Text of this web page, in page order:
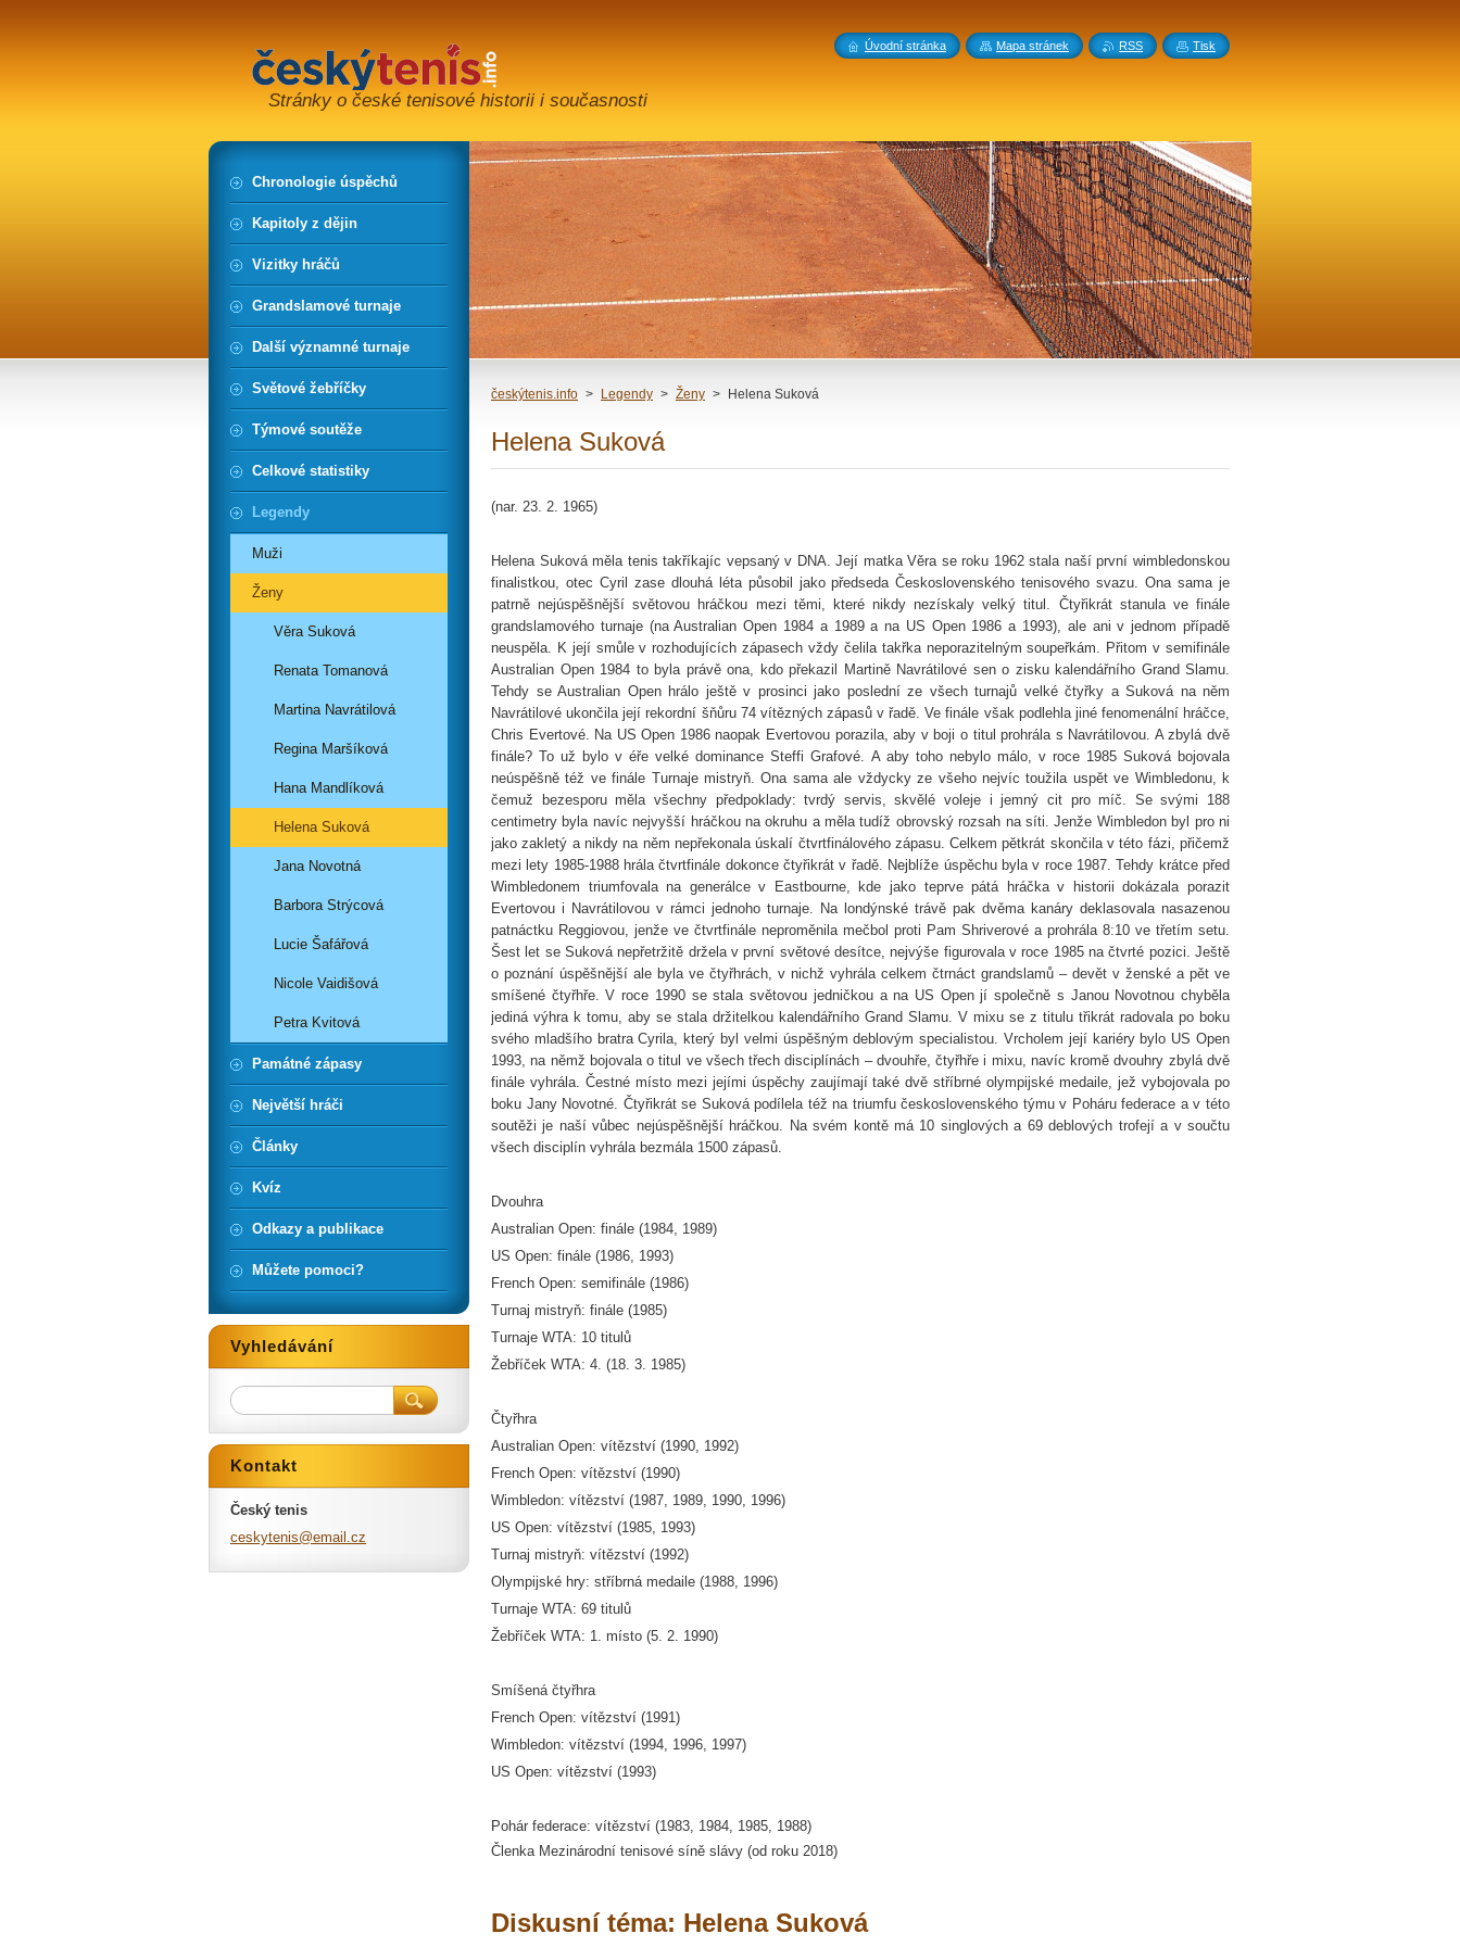
Stránky o české tenisové historii i současnosti
českýtenis.info > Legendy > Ženy > Helena Suková
Helena Suková
(nar. 23. 2. 1965)
Helena Suková měla tenis takříkajíc vepsaný v DNA. Její matka Věra se roku 1962 stala naší první wimbledonskou
finalistkou, otec Cyril zase dlouhá léta působil jako předseda Československého tenisového svazu. Ona sama je
patrně nejúspěšnější světovou hráčkou mezi těmi, které nikdy nezískaly velký titul. Čtyřikrát stanula ve finále
grandslamového turnaje (na Australian Open 1984 a 1989 a na US Open 1986 a 1993), ale ani v jednom případě
neuspěla. K její smůle v rozhodujících zápasech vždy čelila takřka neporazitelným soupeřkám. Přitom v semifinále
Australian Open 1984 to byla právě ona, kdo překazil Martině Navrátilové sen o zisku kalendářního Grand Slamu.
Tehdy se Australian Open hrálo ještě v prosinci jako poslední ze všech turnajů velké čtyřky a Suková na něm
Navrátilové ukončila její rekordní šňůru 74 vítězných zápasů v řadě. Ve finále však podlehla jiné fenomenální hráčce,
Chris Evertové. Na US Open 1986 naopak Evertovou porazila, aby v boji o titul prohrála s Navrátilovou. A zbylá dvě
finále? To už bylo v éře velké dominance Steffi Grafové. A aby toho nebylo málo, v roce 1985 Suková bojovala
neúspěšně též ve finále Turnaje mistryň. Ona sama ale vždycky ze všeho nejvíc toužila uspět ve Wimbledonu, k
čemuž bezesporu měla všechny předpoklady: tvrdý servis, skvělé voleje i jemný cit pro míč. Se svými 188
centimetry byla navíc nejvyšší hráčkou na okruhu a měla tudíž obrovský rozsah na síti. Jenže Wimbledon byl pro ni
jako zakletý a nikdy na něm nepřekonala úskalí čtvrtfinálového zápasu. Celkem pětkrát skončila v této fázi, přičemž
mezi lety 1985-1988 hrála čtvrtfinále dokonce čtyřikrát v řadě. Nejblíže úspěchu byla v roce 1987. Tehdy krátce před
Wimbledonem triumfovala na generálce v Eastbourne, kde jako teprve pátá hráčka v historii dokázala porazit
Evertovou i Navrátilovou v rámci jednoho turnaje. Na londýnské trávě pak dvěma kanáry deklasovala nasazenou
patnáctku Reggiovou, jenže ve čtvrtfinále neproměnila mečbol proti Pam Shriverové a prohrála 8:10 ve třetím setu.
Šest let se Suková nepřetržitě držela v první světové desítce, nejvýše figurovala v roce 1985 na čtvrté pozici. Ještě
o poznání úspěšnější ale byla ve čtyřhrách, v nichž vyhrála celkem čtrnáct grandslamů – devět v ženské a pět ve
smíšené čtyřhře. V roce 1990 se stala světovou jedničkou a na US Open jí společně s Janou Novotnou chyběla
jediná výhra k tomu, aby se stala držitelkou kalendářního Grand Slamu. V mixu se z titulu třikrát radovala po boku
svého mladšího bratra Cyrila, který byl velmi úspěšným deblovým specialistou. Vrcholem její kariéry bylo US Open
1993, na němž bojovala o titul ve všech třech disciplínách – dvouhře, čtyřhře i mixu, navíc kromě dvouhry zbylá dvě
finále vyhrála. Čestné místo mezi jejími úspěchy zaujímají také dvě stříbrné olympijské medaile, jež vybojovala po
boku Jany Novotné. Čtyřikrát se Suková podílela též na triumfu československého týmu v Poháru federace a v této
soutěži je naší vůbec nejúspěšnější hráčkou. Na svém kontě má 10 singlových a 69 deblových trofejí a v součtu
všech disciplín vyhrála bezmála 1500 zápasů.
Dvouhra
Australian Open: finále (1984, 1989)
US Open: finále (1986, 1993)
French Open: semifinále (1986)
Turnaj mistryň: finále (1985)
Turnaje WTA: 10 titulů
Žebříček WTA: 4. (18. 3. 1985)
Čtyřhra
Australian Open: vítězství (1990, 1992)
French Open: vítězství (1990)
Wimbledon: vítězství (1987, 1989, 1990, 1996)
US Open: vítězství (1985, 1993)
Turnaj mistryň: vítězství (1992)
Olympijské hry: stříbrná medaile (1988, 1996)
Turnaje WTA: 69 titulů
Žebříček WTA: 1. místo (5. 2. 1990)
Smíšená čtyřhra
French Open: vítězství (1991)
Wimbledon: vítězství (1994, 1996, 1997)
US Open: vítězství (1993)
Pohár federace: vítězství (1983, 1984, 1985, 1988)
Členka Mezinárodní tenisové síně slávy (od roku 2018)
Diskusní téma: Helena Suková
Chronologie úspěchů
Kapitoly z dějin
Vizitky hráčů
Grandslamové turnaje
Další významné turnaje
Světové žebříčky
Týmové soutěže
Celkové statistiky
Legendy
Muži
Ženy
Věra Suková
Renata Tomanová
Martina Navrátilová
Regina Maršíková
Hana Mandlíková
Helena Suková
Jana Novotná
Barbora Strýcová
Lucie Šafářová
Nicole Vaidišová
Petra Kvitová
Památné zápasy
Největší hráči
Články
Kvíz
Odkazy a publikace
Můžete pomoci?
Vyhledávání
Kontakt
Český tenis
ceskytenis@email .cz
Úvodní stránka Mapa stránek RSS Tisk